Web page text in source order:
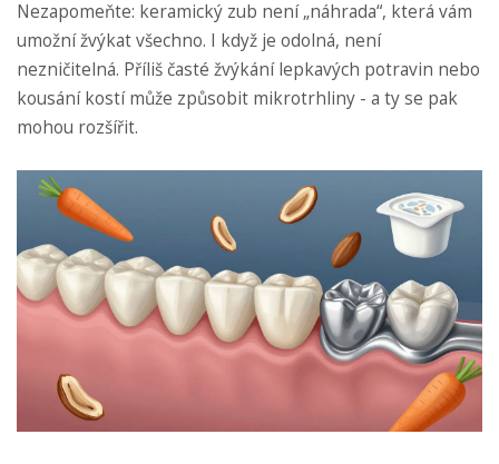
Nezapomeňte: keramický zub není „náhrada“, která vám
umožní žvýkat všechno. I když je odolná, není
nezničitelná. Příliš časté žvýkání lepkavých potravin nebo
kousání kostí může způsobit mikrotrhliny - a ty se pak
mohou rozšířit.